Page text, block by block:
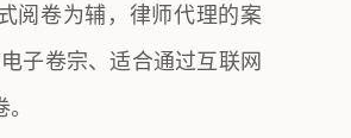
阅卷为辅，律师代理的案
子卷宗、适合通过互联网